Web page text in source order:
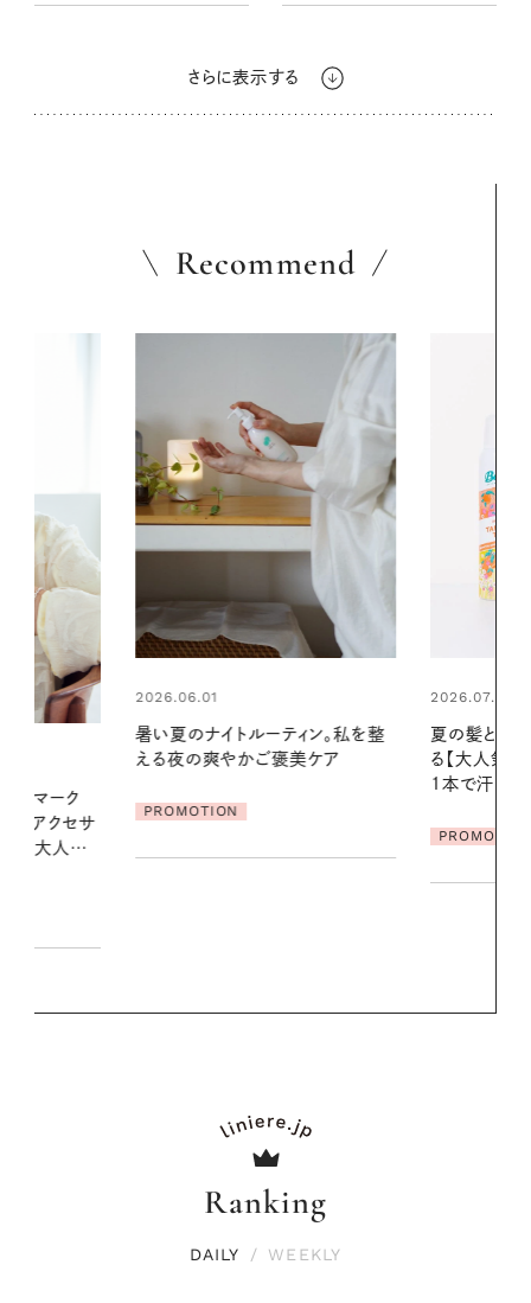
さらに表示する
Recommend
2026.07.24
夏の髪と心が瞬時にリフレッシュす
る【大人気のドライシャンプー】 この
2026.06.01
真夏に向け
やりジェルと
地よくうるお
Ranking
DAILY / WEEKLY